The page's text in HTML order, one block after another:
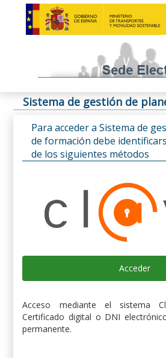
Sistema de gestión de
Para acceder a Sistema de
de formación debe
de los siguientes métodos
Acceder
Acceso mediante el sistema
Certificado digital o DNI
permanente.